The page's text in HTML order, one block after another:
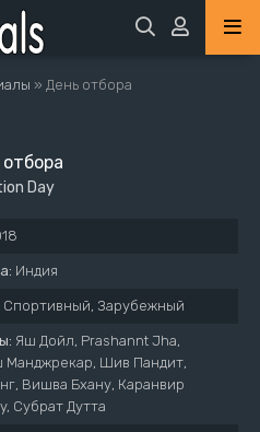
» День отбора
Day
Индия
Спортивный, Зарубежный
Яш Дойл, Prashannt Jha,
Манджрекар, Шив Пандит,
Вишва Бхану, Каранвир
Субрат Дутта